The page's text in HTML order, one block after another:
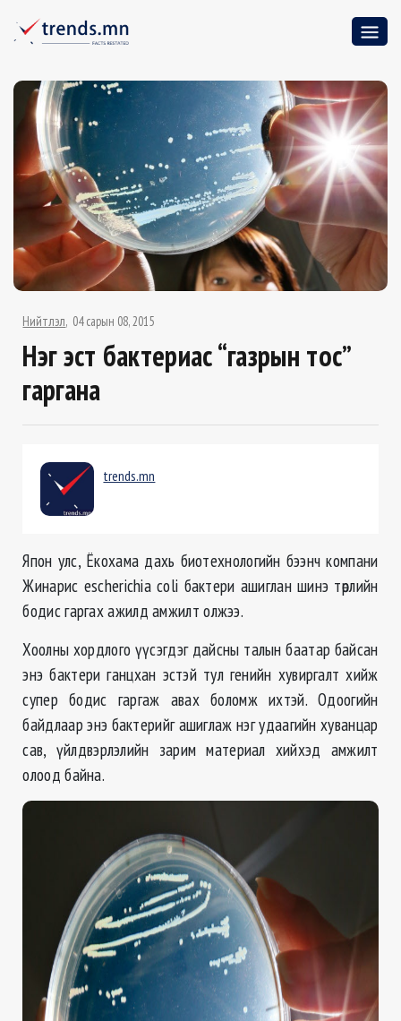
Нийтлэл 04 сарын 08, 2015
Нэг эст бактериас “газрын тос”
гаргана
trends.mn
Япон улс, Ёкохама дахь биотехнологийн бээнч компани
Жинарис еscherichia coli бактери ашиглан шинэ төрлийн
бодис гаргах ажилд амжилт олжээ.
Хоолны хордлого үүсэгдэг дайсны талын баатар байсан
энэ бактери ганцхан эстэй тул генийн хувиргалт хийж
супер бодис гаргаж авах боломж ихтэй. Одоогийн
байдлаар энэ бактерийг ашиглаж нэг удаагийн хуванцар
сав, үйлдвэрлэлийн зарим материал хийхэд амжилт
олоод байна.